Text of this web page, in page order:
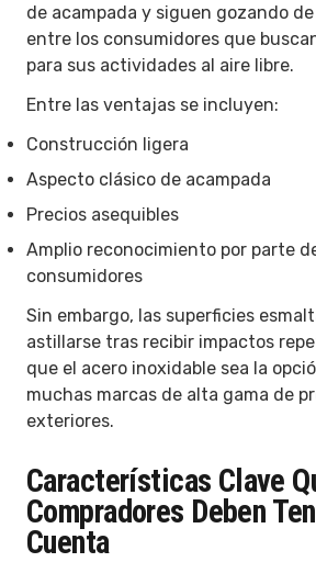
de acampada y siguen gozando
entre los consumidores que
para sus actividades al aire libre.
Entre las ventajas se incluyen:
Construcción ligera
Aspecto clásico de acampada
Precios asequibles
Amplio reconocimiento por parte
consumidores
Sin embargo, las superficies
astillarse tras recibir impactos
que el acero inoxidable sea la
muchas marcas de alta gama de
exteriores.
Características Clave
Compradores Deben
Cuenta